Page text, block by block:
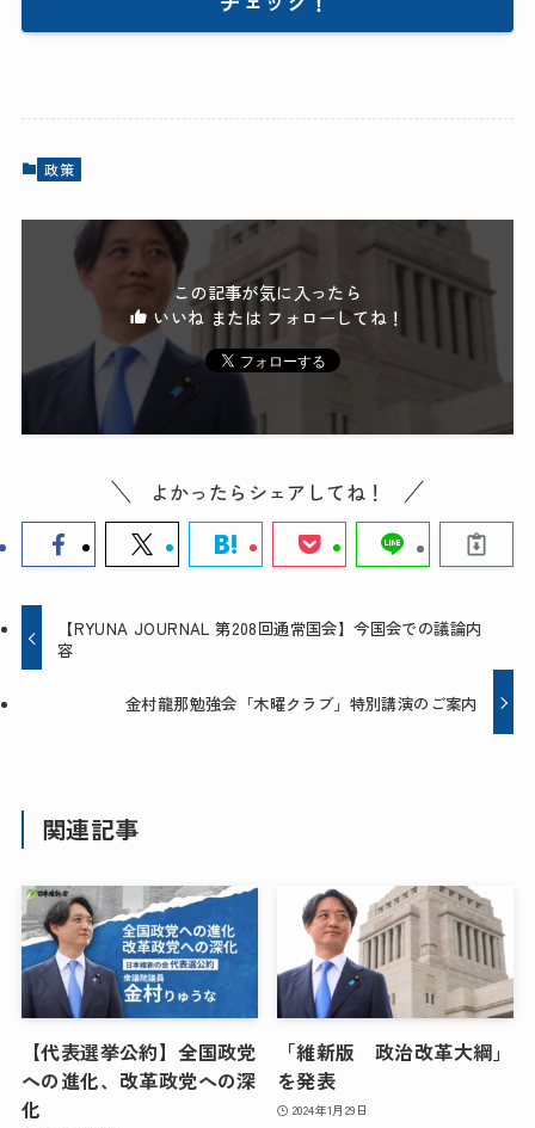
政策
この記事が気に入ったら
いいね または フォローしてね！
よかったらシェアしてね！
【RYUNA JOURNAL 第208回通常国会】今国会での議論内
容
金村龍那勉強会「木曜クラブ」特別講演のご案内
関連記事
【代表選挙公約】全国政党
への進化、改革政党への深
化
「維新版 政治改革大綱」
を発表
2024年1月29日